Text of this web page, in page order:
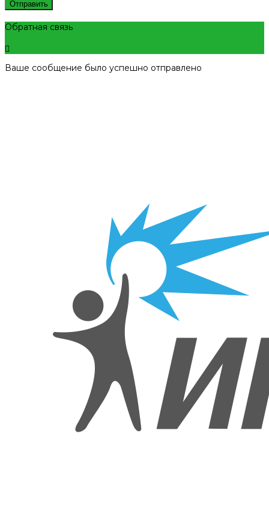
Отправить
Обратная связь
Ваше сообщение было успешно отправлено